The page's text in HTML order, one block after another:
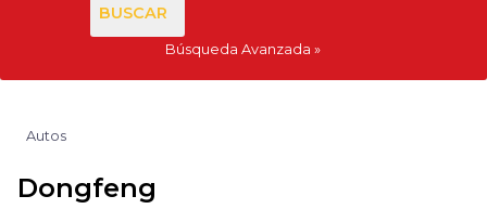
BUSCAR
Búsqueda Avanzada
Autos
Dongfeng